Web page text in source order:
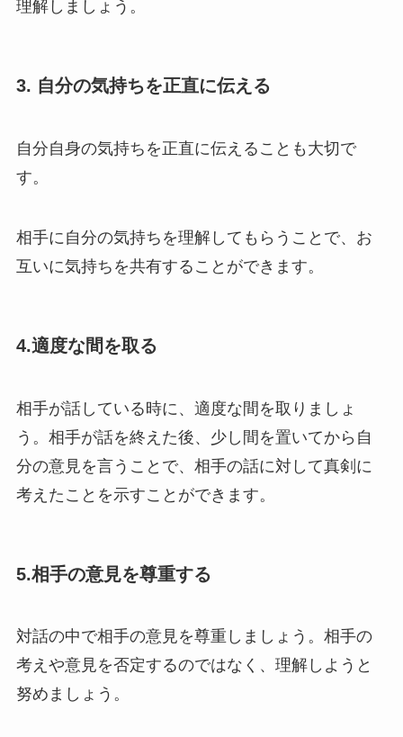
理解しましょう。
3. 自分の気持ちを正直に伝える
自分自身の気持ちを正直に伝えることも大切で
す。
相手に自分の気持ちを理解してもらうことで、お
互いに気持ちを共有することができます。
4.適度な間を取る
相手が話している時に、適度な間を取りましょ
う。相手が話を終えた後、少し間を置いてから自
分の意見を言うことで、相手の話に対して真剣に
考えたことを示すことができます。
5.相手の意見を尊重する
対話の中で相手の意見を尊重しましょう。相手の
考えや意見を否定するのではなく、理解しようと
努めましょう。